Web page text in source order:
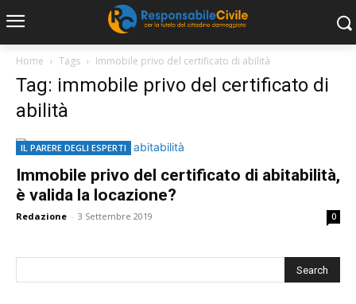
Home Tags Immobile privo del certificato di abilità
Tag: immobile privo del certificato di
abilità
IL PARERE DEGLI ESPERTI
Immobile privo del certificato di abitabilità,
è valida la locazione?
Redazione - 3 Settembre 2019 0